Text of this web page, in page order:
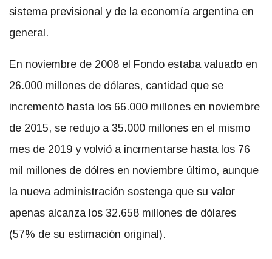
sistema previsional y de la economía argentina en
general.
En noviembre de 2008 el Fondo estaba valuado en
26.000 millones de dólares, cantidad que se
incrementó hasta los 66.000 millones en noviembre
de 2015, se redujo a 35.000 millones en el mismo
mes de 2019 y volvió a incrmentarse hasta los 76
mil millones de dólres en noviembre último, aunque
la nueva administración sostenga que su valor
apenas alcanza los 32.658 millones de dólares
(57% de su estimación original).